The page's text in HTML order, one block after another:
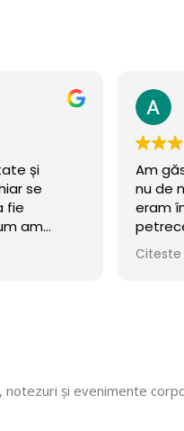
fiind că
pt
Mi-am
🏆
notezuri și evenimente